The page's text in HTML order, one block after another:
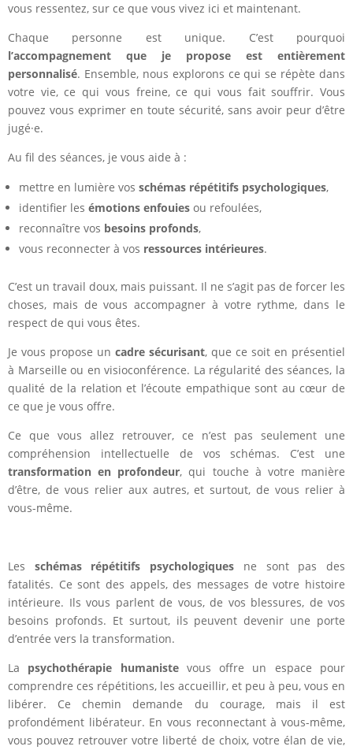
vous ressentez, sur ce que vous vivez ici et maintenant.
Chaque personne est unique. C’est pourquoi
l’accompagnement que je propose est entièrement
personnalisé. Ensemble, nous explorons ce qui se répète dans
votre vie, ce qui vous freine, ce qui vous fait souffrir. Vous
pouvez vous exprimer en toute sécurité, sans avoir peur d’être
jugé·e.
Au fil des séances, je vous aide à :
mettre en lumière vos schémas répétitifs psychologiques,
identifier les émotions enfouies ou refoulées,
reconnaître vos besoins profonds,
vous reconnecter à vos ressources intérieures.
C’est un travail doux, mais puissant. Il ne s’agit pas de forcer les
choses, mais de vous accompagner à votre rythme, dans le
respect de qui vous êtes.
Je vous propose un cadre sécurisant, que ce soit en présentiel
à Marseille ou en visioconférence. La régularité des séances, la
qualité de la relation et l’écoute empathique sont au cœur de
ce que je vous offre.
Ce que vous allez retrouver, ce n’est pas seulement une
compréhension intellectuelle de vos schémas. C’est une
transformation en profondeur, qui touche à votre manière
d’être, de vous relier aux autres, et surtout, de vous relier à
vous-même.
Les schémas répétitifs psychologiques ne sont pas des
fatalités. Ce sont des appels, des messages de votre histoire
intérieure. Ils vous parlent de vous, de vos blessures, de vos
besoins profonds. Et surtout, ils peuvent devenir une porte
d’entrée vers la transformation.
La psychothérapie humanistevous offre un espace pour
comprendre ces répétitions, les accueillir, et peu à peu, vous en
libérer. Ce chemin demande du courage, mais il est
profondément libérateur. En vous reconnectant à vous-même,
vous pouvez retrouver votre liberté de choix, votre élan de vie,